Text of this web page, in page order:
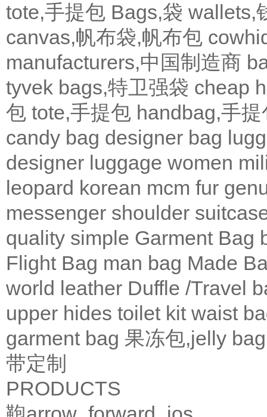
tote,手提包 Bags,袋 wallets,
canvas,帆布袋,帆布包
manufacturers,中国制造商
tyvek bags,特卫强袋 cheap
包 tote,手提包 handbag,手提
candy bag designer bag
designer luggage women
leopard korean mcm fur
messenger shoulder
quality simple Garment Bag
Flight Bag man bag Made
world leather Duffle /Travel
upper hides toilet kit waist
garment bag 果冻包,jelly bag
带定制
PRODUCTS